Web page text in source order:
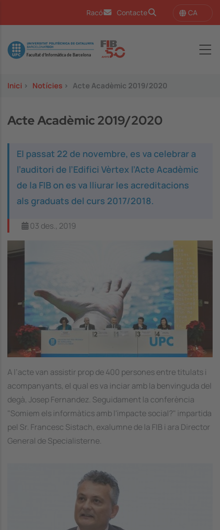
Racó Contacte CA
Image
Inici > Notícies > Acte Acadèmic 2019/2020
Acte Acadèmic 2019/2020
El passat 22 de novembre, es va celebrar a
l’auditori de l’Edifici Vèrtex l’Acte Acadèmic
de la FIB on es va lliurar les acreditacions
als graduats del curs 2017/2018.
03 des., 2019
A l’acte van assistir prop de 400 persones entre titulats i
acompanyants, el qual es va inciar amb la benvinguda del
degà, Josep Fernandez. Seguidament la conferència
"Somiem els informàtics amb l'impacte social?" impartida
pel Sr. Francesc Sistach, exalumne de la FIB i ara Director
General de Specialisterne.